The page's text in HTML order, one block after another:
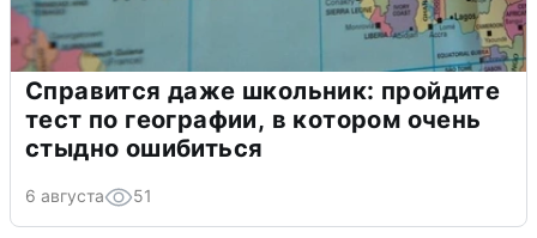
Справится даже школьник: пройдите
тест по географии, в котором очень
стыдно ошибиться
6 августа 51